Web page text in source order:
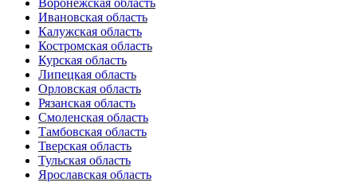
Воронежская область
Ивановская область
Калужская область
Костромская область
Курская область
Липецкая область
Орловская область
Рязанская область
Смоленская область
Тамбовская область
Тверская область
Тульская область
Ярославская область